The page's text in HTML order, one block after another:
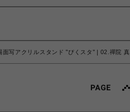
面写アクリルスタンド "ぴくスタ" | 02.禪院